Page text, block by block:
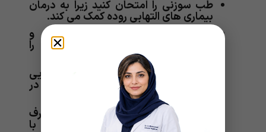
طب سوزنی را امتحان کنید زیرا به درمان
بیماری های التهابی روده کمک می کند.
محصولات لبنی و غذاهای پر فیبر و
همچنین غذاهای تند و سرخ شده را
به جای خوردن دو یا سه وعده غذایی
بزرگ، پنج یا شش وعده غذایی کوچک در
طول روز بخورید.
مکمل های آهن، ویتامین B و روی مصرف
کنید. قبل از مصرف مکمل، همیشه با